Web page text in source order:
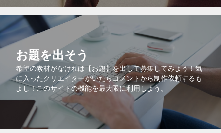
お題を出そう
希望の素材がなければ【お題】を出して募集してみよう！気
に入ったクリエイターがいたらコメントから制作依頼するも
よし！このサイトの機能を最大限に利用しよう。